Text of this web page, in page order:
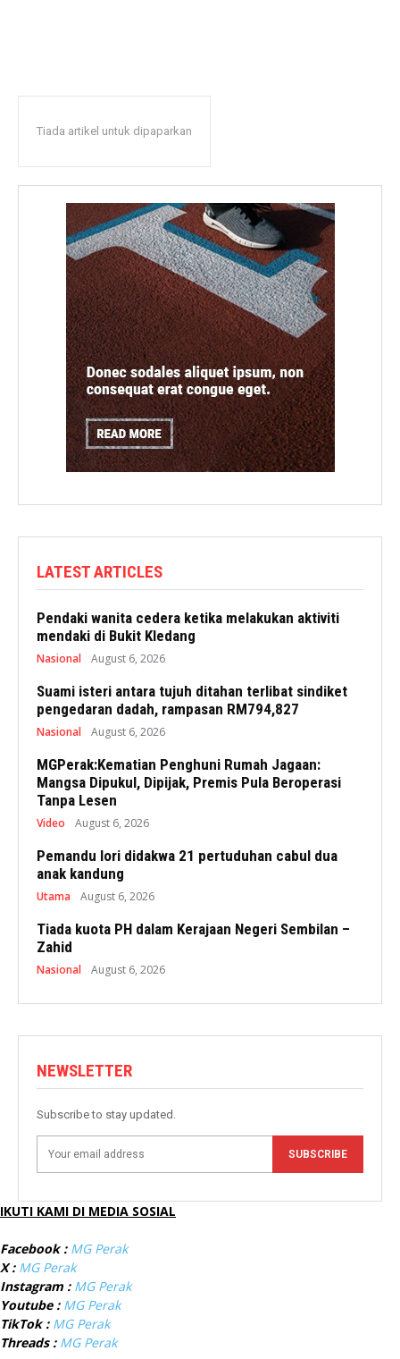
Tiada artikel untuk dipaparkan
LATEST ARTICLES
Pendaki wanita cedera ketika melakukan aktiviti
mendaki di Bukit Kledang
Nasional August 6, 2026
Suami isteri antara tujuh ditahan terlibat sindiket
pengedaran dadah, rampasan RM794,827
Nasional August 6, 2026
MGPerak:Kematian Penghuni Rumah Jagaan:
Mangsa Dipukul, Dipijak, Premis Pula Beroperasi
Tanpa Lesen
Video August 6, 2026
Pemandu lori didakwa 21 pertuduhan cabul dua
anak kandung
Utama August 6, 2026
Tiada kuota PH dalam Kerajaan Negeri Sembilan –
Zahid
Nasional August 6, 2026
NEWSLETTER
Subscribe to stay updated.
SUBSCRIBE
IKUTI KAMI DI MEDIA SOSIAL
Facebook : MG Perak
X : MG Perak
Instagram : MG Perak
Youtube : MG Perak
TikTok : MG Perak
Threads : MG Perak